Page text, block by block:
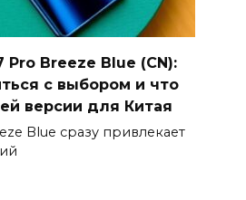
Pro Breeze Blue (CN):
с выбором и что
версии для Китая
Blue сразу привлекает